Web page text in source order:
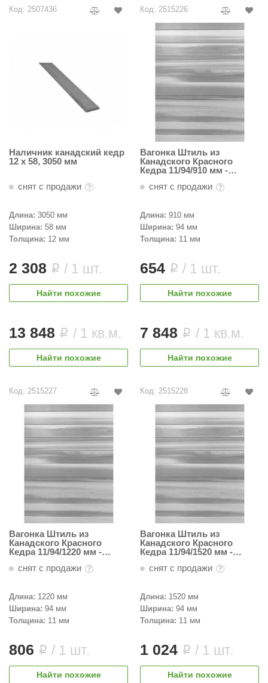
Код: 2507436
Наличник канадский кедр
12 х 58, 3050 мм
снят с продажи
Длина: 3050 мм
Ширина: 58 мм
Толщина: 12 мм
2 308 i / 1 шт.
Найти похожие
13 848 i / 1 кв.м.
Найти похожие
Код: 2515226
Вагонка Штиль из
Канадского Красного
Кедра 11/94/910 мм -
снят с продажи
Длина: 910 мм
Ширина: 94 мм
Толщина: 11 мм
654 i / 1 шт.
Найти похожие
7 848 i / 1 кв.м.
Найти похожие
Код: 2515227
Вагонка Штиль из
Канадского Красного
Кедра 11/94/1220 мм -
снят с продажи
Длина: 1220 мм
Ширина: 94 мм
Толщина: 11 мм
806 i / 1 шт.
Найти похожие
Код: 2515228
Вагонка Штиль из
Канадского Красного
Кедра 11/94/1520 мм -
снят с продажи
Длина: 1520 мм
Ширина: 94 мм
Толщина: 11 мм
1 024 i / 1 шт.
Найти похожие